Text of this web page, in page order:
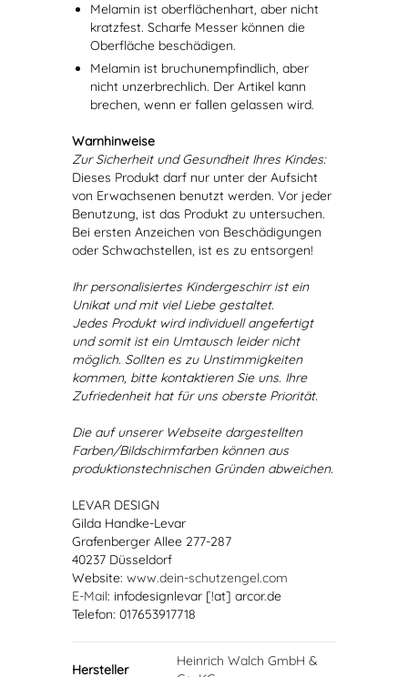
Melamin ist oberflächenhart, aber nicht
kratzfest. Scharfe Messer können die
Oberfläche beschädigen.
Melamin ist bruchunempfindlich, aber
nicht unzerbrechlich. Der Artikel kann
brechen, wenn er fallen gelassen wird.
Warnhinweise
Zur Sicherheit und Gesundheit Ihres Kindes:
Dieses Produkt darf nur unter der Aufsicht
von Erwachsenen benutzt werden. Vor jeder
Benutzung, ist das Produkt zu untersuchen.
Bei ersten Anzeichen von Beschädigungen
oder Schwachstellen, ist es zu entsorgen!
Ihr personalisiertes Kindergeschirr ist ein
Unikat und mit viel Liebe gestaltet.
Jedes Produkt wird individuell angefertigt
und somit ist ein Umtausch leider nicht
möglich. Sollten es zu Unstimmigkeiten
kommen, bitte kontaktieren Sie uns. Ihre
Zufriedenheit hat für uns oberste Priorität.
Die auf unserer Webseite dargestellten
Farben/Bildschirmfarben können aus
produktionstechnischen Gründen abweichen.
LEVAR DESIGN
Gilda Handke-Levar
Grafenberger Allee 277-287
40237 Düsseldorf
Website: www.dein-schutzengel.com
E-Mail: infodesignlevar [!at] arcor.de
Telefon: 017653917718
Hersteller
Heinrich Walch GmbH &